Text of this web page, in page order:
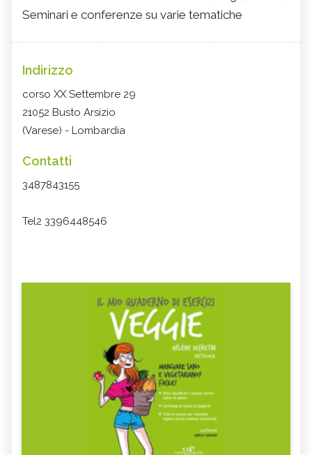
Seminari e conferenze su varie tematiche
Indirizzo
corso XX Settembre 29
21052 Busto Arsizio
(Varese) - Lombardia
Contatti
3487843155
Tel2 3396448546